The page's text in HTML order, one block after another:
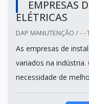
EMPRESAS
ELÉTRICAS
DAP MANUTENÇÃO / - -
As empresas de
variados na
necessidade de